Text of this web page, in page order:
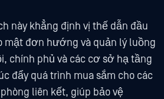
này khẳng định vị thế dẫn đầu
mật đơn hướng và quản lý luồng
chính phủ và các cơ sở hạ tầng
đẩy quá trình mua sắm cho các
liên kết, giúp bảo vệ